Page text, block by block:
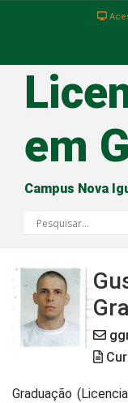
em
Campus Nova
Graduação